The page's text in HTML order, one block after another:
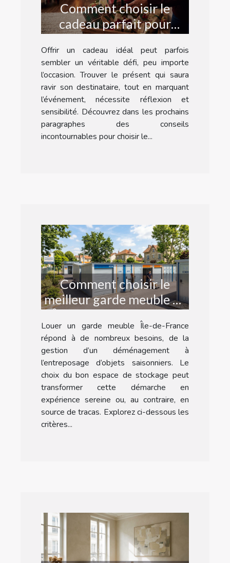
Comment choisir le
cadeau parfait pour
chaque occasion ?
Offrir un cadeau idéal peut parfois
sembler un véritable défi, peu importe
l’occasion. Trouver le présent qui saura
ravir son destinataire, tout en marquant
l’événement, nécessite réflexion et
sensibilité. Découvrez dans les prochains
paragraphes des conseils
incontournables pour choisir le...
Comment choisir le
meilleur garde meuble en
Île-de-France pour vos
besoins ?
Louer un garde meuble Île-de-France
répond à de nombreux besoins, de la
gestion d’un déménagement à
l’entreposage d’objets saisonniers. Le
choix du bon espace de stockage peut
transformer cette démarche en
expérience sereine ou, au contraire, en
source de tracas. Explorez ci-dessous les
critères...